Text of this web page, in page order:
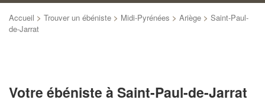
Accueil > Trouver un ébéniste > Midi-Pyrénées > Ariège > Saint-Paul-
de-Jarrat
Votre ébéniste à Saint-Paul-de-Jarrat